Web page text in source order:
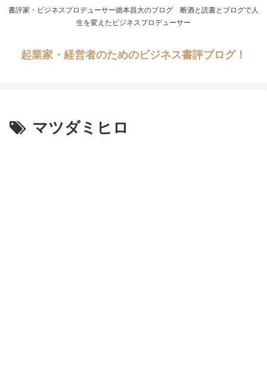
書評家・ビジネスプロデューサー徳本昌大のブログ 断酒と読書とブログで人
生を変えたビジネスプロデューサー
起業家・経営者のためのビジネス書評ブログ！
マツダミヒロ